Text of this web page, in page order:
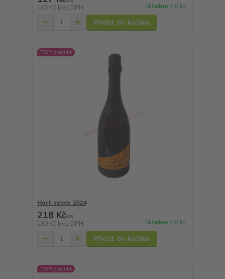
105 Kč bez DPH Skladem > 6 ks
Přidat do košíku
TOP produkt
Hort secco 2024
218 Kč/ks
180 Kč bez DPH Skladem > 6 ks
Přidat do košíku
TOP produkt